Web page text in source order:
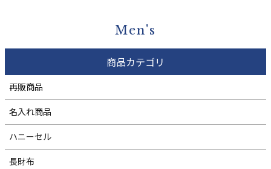
Men's
商品カテゴリ
再販商品
名入れ商品
ハニーセル
長財布